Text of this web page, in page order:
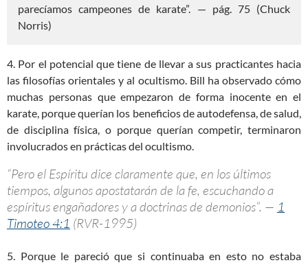
parecíamos campeones de karate”. — pág. 75 (Chuck
Norris)
4. Por el potencial que tiene de llevar a sus practicantes hacia
las filosofías orientales y al ocultismo. Bill ha observado cómo
muchas personas que empezaron de forma inocente en el
karate, porque querían los beneficios de autodefensa, de salud,
de disciplina física, o porque querían competir, terminaron
involucrados en prácticas del ocultismo.
“Pero el Espíritu dice claramente que, en los últimos
tiempos, algunos apostatarán de la fe, escuchando a
espíritus engañadores y a doctrinas de demonios”. — 1
Timoteo 4:1 (RVR-1995)
5. Porque le pareció que si continuaba en esto no estaba